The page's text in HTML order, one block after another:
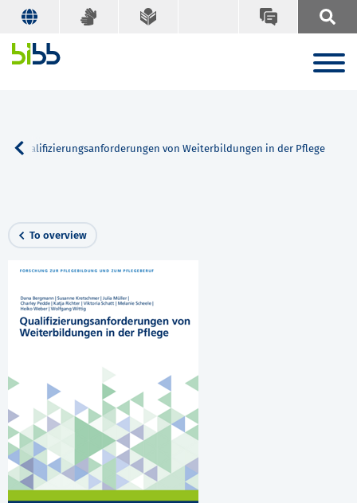
Qualifizierungsanforderungen von Weiterbildungen in der Pflege
To overview